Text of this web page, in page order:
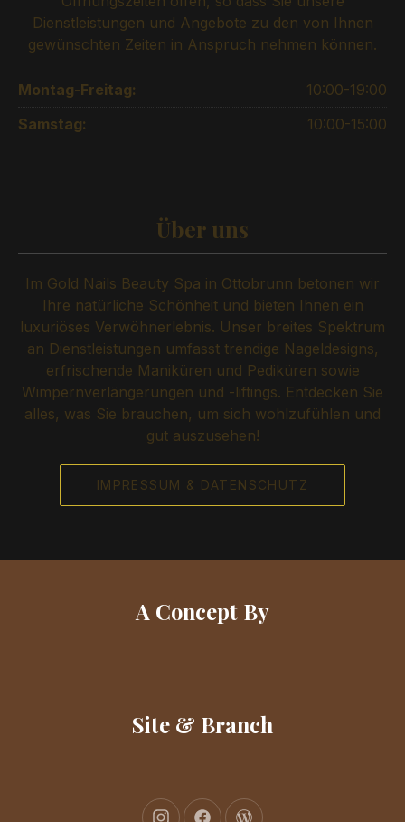
Dienstleistungen und Angebote zu den von Ihnen
gewünschten Zeiten in Anspruch nehmen können.
Montag-Freitag:
10:00-19:00
Samstag:
10:00-15:00
Über uns
Im Gold Nails Beauty Spa in Ottobrunn betonen wir
Ihre natürliche Schönheit und bieten Ihnen ein
luxuriöses Verwöhnerlebnis. Unser breites Spektrum
an Dienstleistungen umfasst trendige Nageldesigns,
erfrischende Maniküren und Pediküren sowie
Wimpernverlängerungen und -liftings. Entdecken Sie
alles, was Sie brauchen, um sich wohlzufühlen und
gut auszusehen!
IMPRESSUM & DATENSCHUTZ
A Concept By
Site & Branch